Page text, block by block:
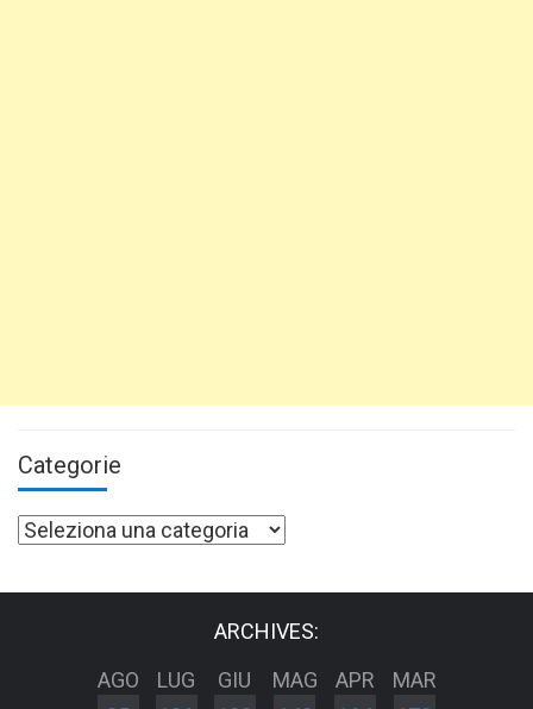
Categorie
Categorie
ARCHIVES:
AGO
LUG
GIU
MAG
APR
MAR